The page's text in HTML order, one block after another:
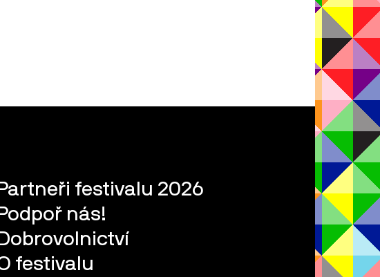
festivalu 2026
nás!
festivalu